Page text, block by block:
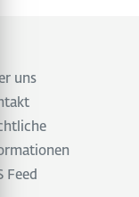
uns
Feed